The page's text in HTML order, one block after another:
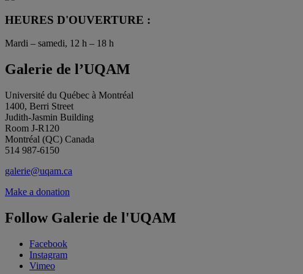
HEURES D'OUVERTURE :
Mardi – samedi, 12 h – 18 h
Galerie de l’UQAM
Université du Québec à Montréal
1400, Berri Street
Judith-Jasmin Building
Room J-R120
Montréal (QC) Canada
514 987-6150
galerie@uqam.ca
Make a donation
Follow Galerie de l'UQAM
Facebook
Instagram
Vimeo